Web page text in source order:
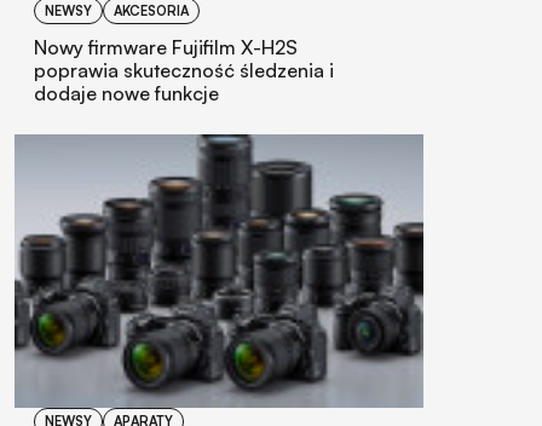
NEWSY AKCESORIA
Nowy firmware Fujifilm X-H2S
poprawia skuteczność śledzenia i
dodaje nowe funkcje
NEWSY APARATY